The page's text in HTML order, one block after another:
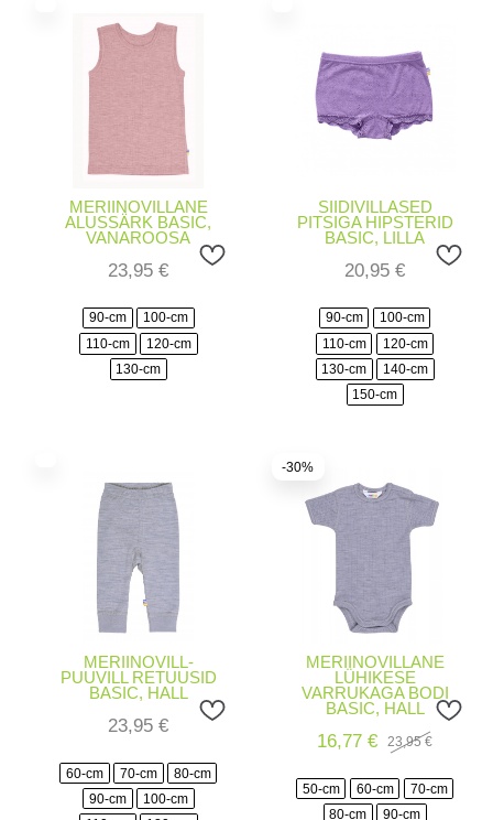
MERIINOVILLANE
ALUSSÄRK BASIC,
VANAROOSA
23,95€
90-cm
100-cm
110-cm
120-cm
130-cm
SIIDIVILLASED
PITSIGA HIPSTERID
BASIC, LILLA
20,95€
90-cm
100-cm
110-cm
120-cm
130-cm
140-cm
150-cm
MERIINOVILL-
PUUVILL RETUUSID
BASIC, HALL
23,95€
60-cm 70-cm
80-cm
90-cm
100-cm
-30%
MERIINOVILLANE
LÜHIKESE
VARRUKAGA BODI
BASIC, HALL
23,95€
Algne
oli:
23,95 €.
16,77€Current
is:
16,77 €.
50-cm 60-cm
70-cm
80-cm
90-cm